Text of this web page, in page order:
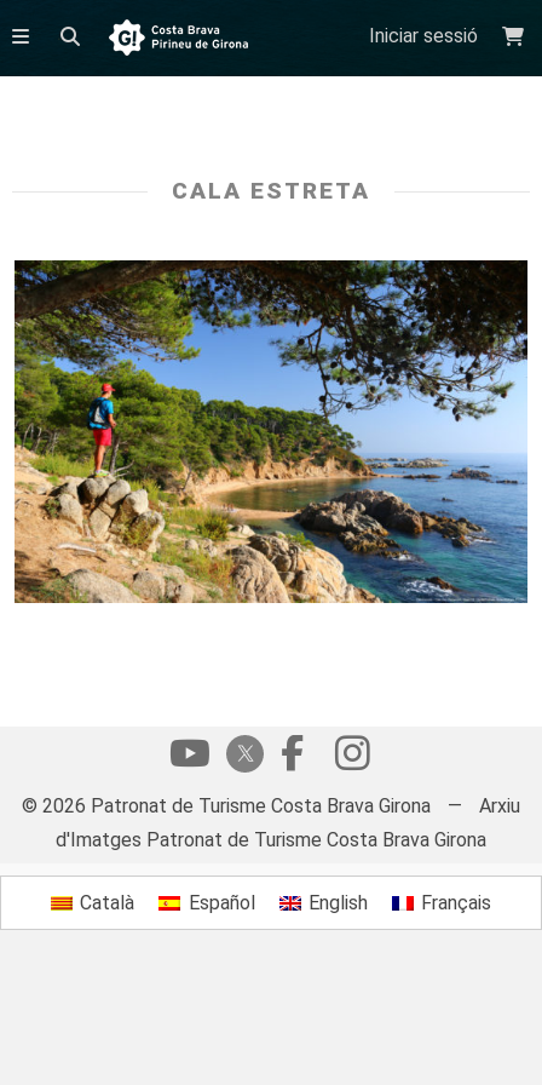
Iniciar sessió
CALA ESTRETA
© 2026 Patronat de Turisme Costa Brava Girona —
Arxiu
d'Imatges Patronat de Turisme Costa Brava Girona
Català Español English Français